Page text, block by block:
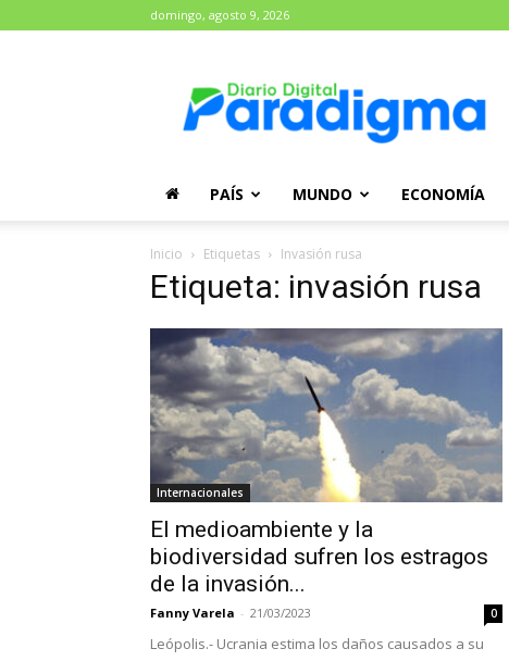
domingo, agosto 9, 2026
Paradigma
PAÍS MUNDO ECONOMÍA
Inicio Etiquetas Invasión rusa
Etiqueta: invasión rusa
Internacionales
El medioambiente y la
biodiversidad sufren los estragos
de la invasión...
Fanny Varela - 21/03/2023 0
Leópolis.- Ucrania estima los daños causados a su